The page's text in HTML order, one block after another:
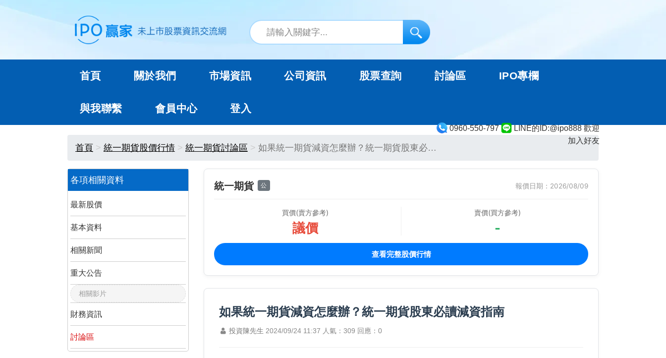
0960-550-797
LINE的ID:@ipo888 歡迎
加入好友
首頁 關於我們 市場資訊 公司資訊 股票查詢 討論區 IPO專欄
與我聯繫 會員中心 登入
首頁 統一期貨股價行情 統一期貨討論區 如果統一期貨減資怎麼辦？統一期貨股東必…
各項相關資料
最新股價
基本資料
相關新聞
重大公告
相關影片
財務資訊
討論區
統一期貨 公 報價日期：2026/08/09
買價(賣方參考)
議價
賣價(買方參考)
-
查看完整股價行情
如果統一期貨減資怎麼辦？統一期貨股東必讀減資指南
投資陳先生 2024/09/24 11:37 人氣：309 回應：0